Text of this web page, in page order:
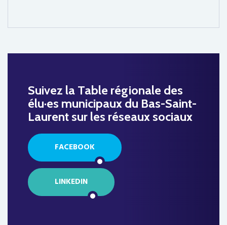
Suivez la Table régionale des
élu·es municipaux du Bas-Saint-
Laurent sur les réseaux sociaux
FACEBOOK
LINKEDIN